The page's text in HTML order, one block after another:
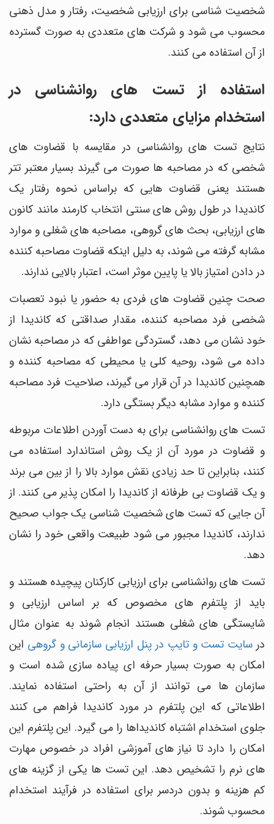
شخصیت شناسی برای ارزیابی شخصیت، رفتار و مدل ذهنی
محسوب می شود و شرکت های متعددی به صورت گسترده
از آن استفاده می کنند.
استفاده از تست های روانشناسی در
استخدام مزایای متعددی دارد:
نتایج تست های روانشناسی در مقایسه با قضاوت های
شخصی که در مصاحبه ها صورت می گیرند بسیار معتبر تتر
هستند یعنی قضاوت هایی که براساس نحوه رفتار یک
کاندیدا در طول روش های سنتی انتخاب کارمند مانند کانون
های ارزیابی، بحث های گروهی، مصاحبه های شغلی و موارد
مشابه گرفته می شوند، به دلیل اینکه قضاوت مصاحبه کننده
در دادن امتیاز بالا یا پایین موثر است، اعتبار بالایی ندارند.
صحت چنین قضاوت های فردی به حضور یا نبود تعصبات
شخصی فرد مصاحبه کننده، مقدار صداقتی که کاندیدا از
خود نشان می دهد، گستردگی عواطفی که در مصاحبه نشان
داده می شود، روحیه کلی یا محیطی که مصاحبه کننده و
همچنین کاندیدا در آن قرار می گیرند، صلاحیت فرد مصاحبه
کننده و موارد مشابه دیگر بستگی دارد.
تست های روانشناسی برای به دست آوردن اطلاعات مربوطه
و قضاوت در مورد آن از یک روش استاندارد استفاده می
کنند، بنابراین تا حد زیادی نقش موارد بالا را از بین می برند
و یک قضاوت بی طرفانه از کاندیدا را امکان پذیر می کنند. از
آن جایی که تست های شخصیت شناسی یک جواب صحیح
ندارند، کاندیدا مجبور می شود طبیعت واقعی خود را نشان
دهد.
تست های روانشناسی برای ارزیابی کارکنان پیچیده هستند و
باید از پلتفرم های مخصوص که بر اساس ارزیابی و
شایستگی های شغلی هستند انجام شوند به عنوان مثال
در سایت تست و تایپ در پنل ارزیابی سازمانی و گروهی این
امکان به صورت بسیار حرفه ای پیاده سازی شده است و
سازمان ها می توانند از آن به راحتی استفاده نمایند.
اطلاعاتی که این پلتفرم در مورد کاندیدا فراهم می کنند
جلوی استخدام اشتباه کاندیداها را می گیرد. این پلتفرم این
امکان را دارد تا نیاز های آموزشی افراد در خصوص مهارت
های نرم را تشخیص دهد. این تست ها یکی از گزینه های
کم هزینه و بدون دردسر برای استفاده در فرآیند استخدام
محسوب شوند.